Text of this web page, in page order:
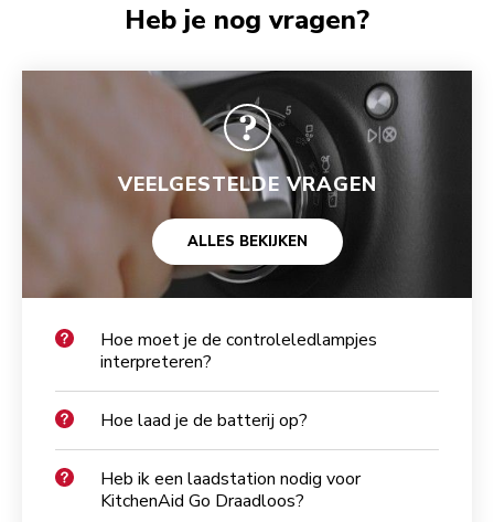
Heb je nog vragen?
VEELGESTELDE VRAGEN
ALLES BEKIJKEN
Hoe moet je de controleledlampjes
interpreteren?
Hoe laad je de batterij op?
Heb ik een laadstation nodig voor
KitchenAid Go Draadloos?